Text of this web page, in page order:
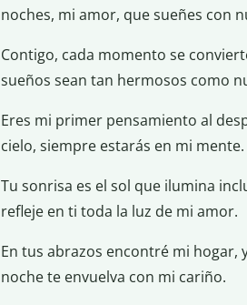
noches, mi amor, que sueñes con
Contigo, cada momento se
sueños sean tan hermosos como
Eres mi primer pensamiento al
cielo, siempre estarás en mi mente.
Tu sonrisa es el sol que ilumina
refleje en ti toda la luz de mi amor.
En tus abrazos encontré mi hogar,
noche te envuelva con mi cariño.